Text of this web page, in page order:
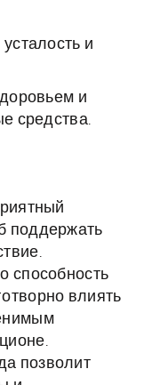
и
и
средства.
поддержать
способность
влиять
позволит